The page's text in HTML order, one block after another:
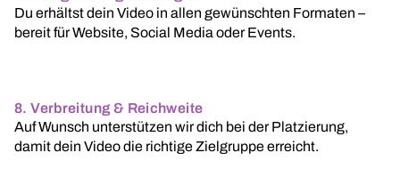
Du erhältst dein Video in allen gewünschten Formaten –
bereit für Website, Social Media oder Events.
8. Verbreitung & Reichweite
Auf Wunsch unterstützen wir dich bei der Platzierung,
damit dein Video die richtige Zielgruppe erreicht.